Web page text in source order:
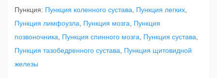
Пункция: Пункция коленного сустава Пункция легких
Пункция лимфоузла
Пункция мозга
Пункция
позвоночника
Пункция спинного мозга Пункция сустава
Пункция тазобедренного сустава
Пункция щитовидной
железы